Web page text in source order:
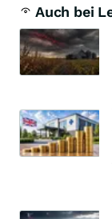
Auch bei